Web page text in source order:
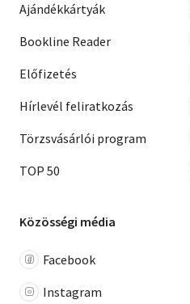
Ajándékkártyák
Bookline Reader
Előfizetés
Hírlevél feliratkozás
Törzsvásárlói program
TOP 50
Közösségi média
Facebook
Instagram